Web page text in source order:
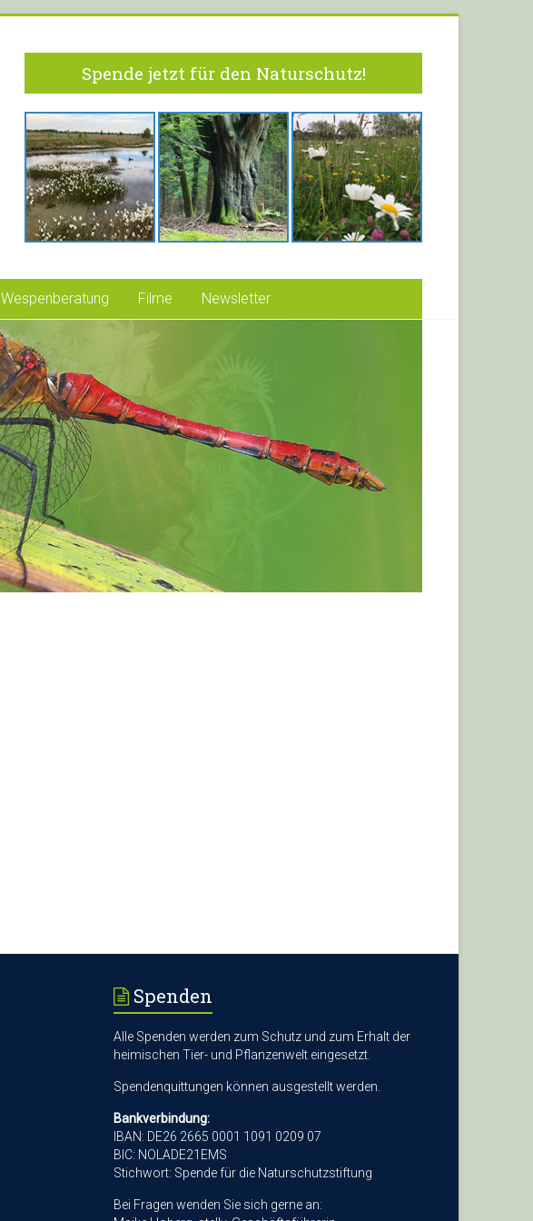
Spende jetzt für den Naturschutz!
Wespenberatung Filme Newsletter
Spenden
Alle Spenden werden zum Schutz und zum Erhalt der
heimischen Tier- und Pflanzenwelt eingesetzt.
Spendenquittungen können ausgestellt werden.
Bankverbindung:
IBAN: DE26 2665 0001 1091 0209 07
BIC: NOLADE21EMS
Stichwort: Spende für die Naturschutzstiftung
Bei Fragen wenden Sie sich gerne an: